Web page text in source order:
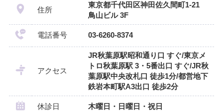
住所
東京都千代田区神田佐久間町1-21
鳥山ビル 3F
電話番号 03-6260-8374
アクセス
JR秋葉原駅昭和通り口 すぐ/東京メ
トロ秋葉原駅 3・5番出口 すぐ/JR秋
葉原駅中央改札口 徒歩1分/都営地下
鉄岩本町駅A3出口 徒歩2分
休診日 木曜日・日曜日・祝日